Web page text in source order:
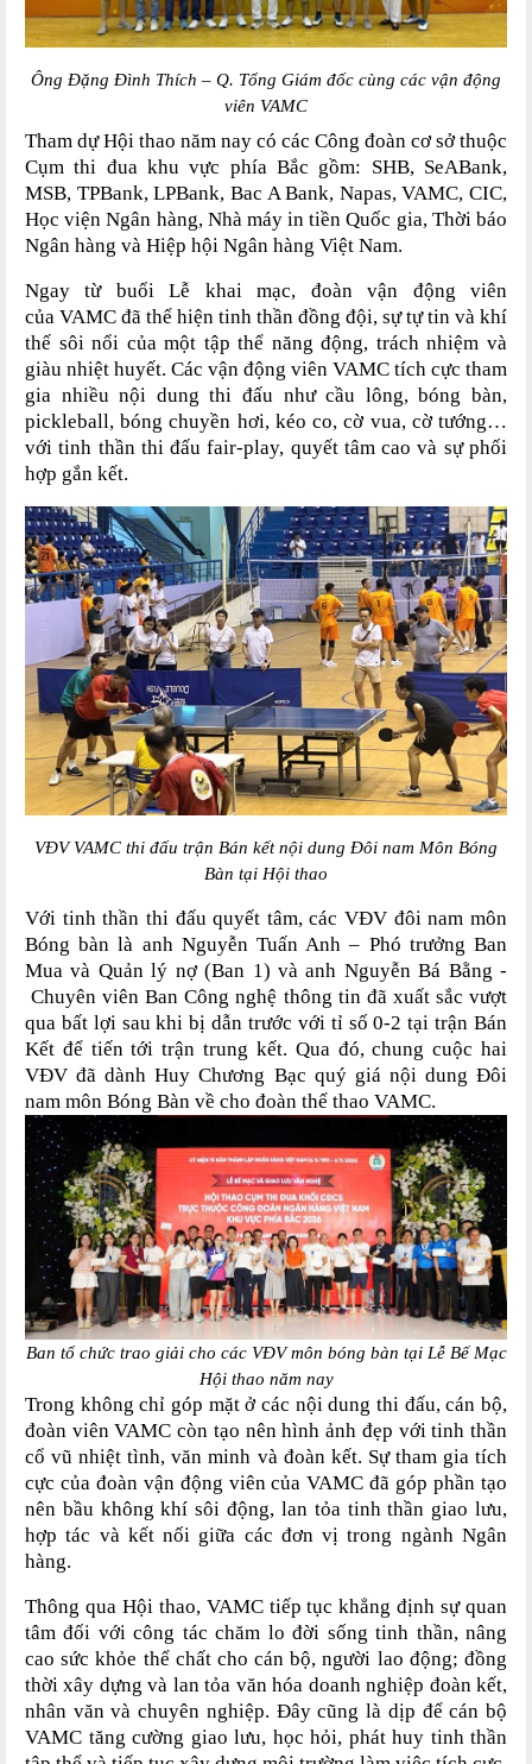
Ông Đặng Đình Thích – Q. Tổng Giám đốc cùng các vận động
viên VAMC
Tham dự Hội thao năm nay có các Công đoàn cơ sở thuộc
Cụm thi đua khu vực phía Bắc gồm: SHB, SeABank,
MSB, TPBank, LPBank, Bac A Bank, Napas, VAMC, CIC,
Học viện Ngân hàng, Nhà máy in tiền Quốc gia, Thời báo
Ngân hàng và Hiệp hội Ngân hàng Việt Nam.
Ngay từ buổi
Lễ khai mạc, đoànvận động viên
của VAMC đã thể hiện tinh thần đồng đội, sự tự tin và khí
thế sôi nổi của một tập thể năng động, trách nhiệm và
giàu nhiệt huyết. Các vận động viên VAMC tích cực tham
gia nhiều nội dung thi đấu như cầu lông, bóng bàn,
pickleball, bóng chuyền hơi, kéo co, cờ vua, cờ tướng…
với tinh thần thi đấu fair-play, quyết tâm cao và sự phối
hợp gắn kết.
VĐV VAMC thi đấu trận Bán kết nội dung Đôi nam Môn Bóng
Bàn tại Hội thao
Với tinh thần thi đấu quyết tâm, các VĐV đôi nam môn
Bóng bàn là anh Nguyễn Tuấn Anh – Phó trưởng Ban
Mua và Quản lý nợ (Ban 1) và anh Nguyễn Bá Bằng -
Chuyên viên Ban Công nghệ thông tin đã xuất sắc vượt
qua bất lợi sau khi bị dẫn trước với tỉ số 0-2 tại trận Bán
Kết để tiến tới trận trung kết. Qua đó, chung cuộc hai
VĐV đã dành Huy Chương Bạc quý giá nội dung Đôi
nam môn Bóng Bàn về cho đoàn thể thao VAMC.
Ban tổ chức trao giải cho các VĐV môn bóng bàn tại Lễ Bế Mạc
Hội thao năm nay
Trong không chỉ góp mặt ở các nội dung thi đấu, cán bộ,
đoàn viên VAMC còn tạo nên hình ảnh đẹp với tinh thần
cổ vũ nhiệt tình, văn minh và đoàn kết. Sự tham gia tích
cực của đoànvận động viên của VAMC đã góp phần tạo
nên bầu không khí sôi động, lan tỏa tinh thần giao lưu,
hợp tác và kết nối giữa các đơn vị trong ngành Ngân
hàng.
Thông qua Hội thao, VAMC tiếp tục khẳng định sự quan
tâm đối với công tác chăm lo đời sống tinh thần, nâng
cao sức khỏe thể chất cho cán bộ, người lao động; đồng
thời xây dựng và lan tỏa văn hóa doanh nghiệp đoàn kết,
nhân văn và chuyên nghiệp. Đây cũng là dịp để cán bộ
VAMC tăng cường giao lưu, học hỏi, phát huy tinh thần